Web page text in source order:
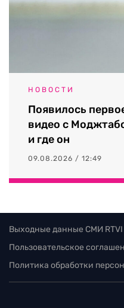
НОВОСТИ
Появилось
видео с
и где он
09.08.2026 / 12:49
Выходные данные СМИ RTVI
Пользовательское
Политика обработки